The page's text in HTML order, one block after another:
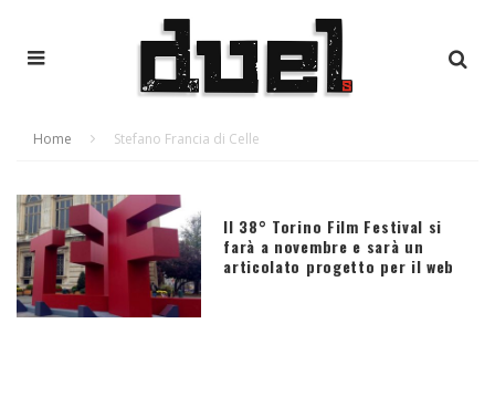
Home Stefano Francia di Celle
Il 38° Torino Film Festival si
farà a novembre e sarà un
articolato progetto per il web